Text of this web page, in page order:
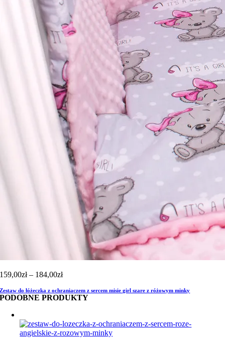
159,00zł – 184,00złZakres
od
159,00zł
184,00zł
Zestaw do łóżeczka z ochraniaczem z sercem misie girl szare z różowym minky
PODOBNE PRODUKTY